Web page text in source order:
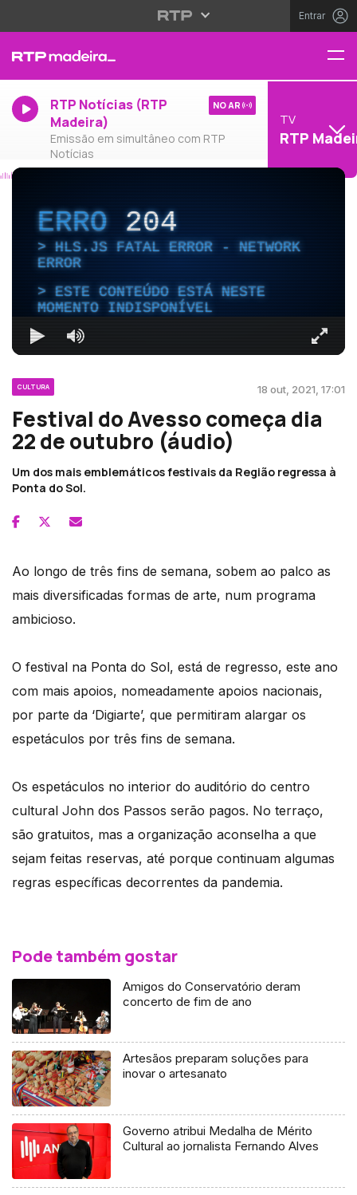
Entrar
RTP Notícias (RTP
Madeira)
Emissão em simultâneo com RTP
Notícias
NO AR
TV
RTP
ERRO204
HLS.JS FATAL ERROR - NETWORK
ERROR
ESTE CONTEÚDO ESTÁ NESTE
MOMENTO INDISPONÍVEL
CULTURA 18 out, 2021, 17:01
Festival do Avesso começa dia
22 de outubro (áudio)
Um dos mais emblemáticos festivais da Região regressa à
Ponta do Sol.
Ao longo de três fins de semana, sobem ao palco as
mais diversificadas formas de arte, num programa
ambicioso.
O festival na Ponta do Sol, está de regresso, este ano
com mais apoios, nomeadamente apoios nacionais,
por parte da ‘Digiarte’, que permitiram alargar os
espetáculos por três fins de semana.
Os espetáculos no interior do auditório do centro
cultural John dos Passos serão pagos. No terraço,
são gratuitos, mas a organização aconselha a que
sejam feitas reservas, até porque continuam algumas
regras específicas decorrentes da pandemia.
Pode também gostar
Amigos do Conservatório deram
concerto de fim de ano
Artesãos preparam soluções para
inovar o artesanato
Governo atribui Medalha de Mérito
Cultural ao jornalista Fernando Alves